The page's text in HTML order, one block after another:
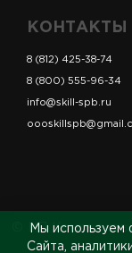
КОНТАКТЫ
8 (812) 425-38-74
8 (800) 555-96-34
info@skill-spb.ru
© ИП Коновалов
Мы используем
Сайта,